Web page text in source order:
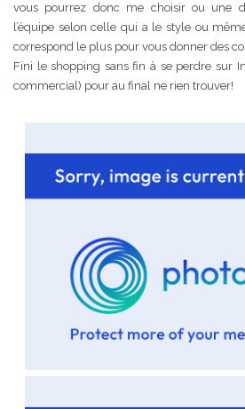
vous pourrez donc me choisir ou une
l’équipe selon celle qui a le style ou
correspond le plus pour vous donner des
Fini le shopping sans fin à se perdre sur
commercial) pour au final ne rien trouver!